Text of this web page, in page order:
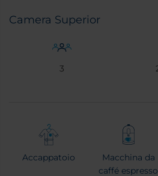
Camera Superior
3
Accappatoio
Macchina da
caffé espresso